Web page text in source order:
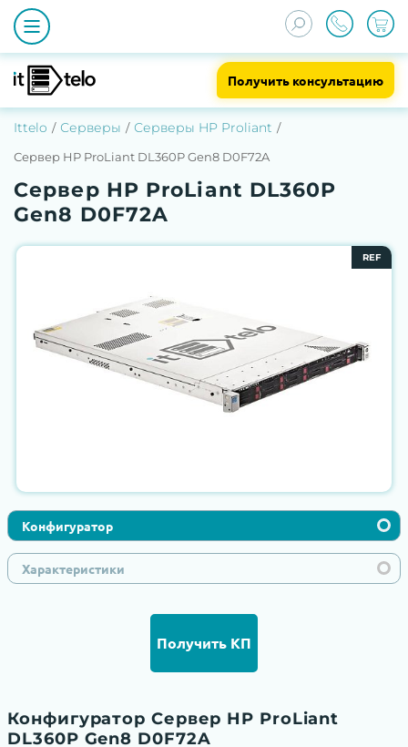
Получить консультацию
Ittelo Серверы Серверы HP Proliant
Сервер HP ProLiant DL360P Gen8 D0F72A
Сервер HP ProLiant DL360P
Gen8 D0F72A
REF
Конфигуратор
Характеристики
Получить КП
Конфигуратор Сервер HP ProLiant
DL360P Gen8 D0F72A